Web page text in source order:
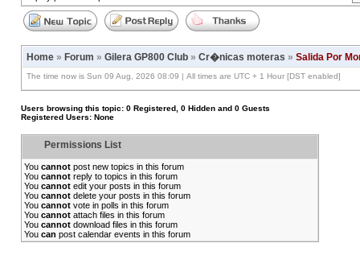
Home » Forum » Gilera GP800 Club » Cr�nicas moteras » Salida Por
The time now is Sun 09 Aug, 2026 08:09 | All times are UTC + 1 Hour [DST enabled]
Users browsing this topic: 0 Registered, 0 Hidden and 0 Guests
Registered Users: None
Permissions List
You cannot post new topics in this forum
You cannot reply to topics in this forum
You cannot edit your posts in this forum
You cannot delete your posts in this forum
You cannot vote in polls in this forum
You cannot attach files in this forum
You cannot download files in this forum
You can post calendar events in this forum